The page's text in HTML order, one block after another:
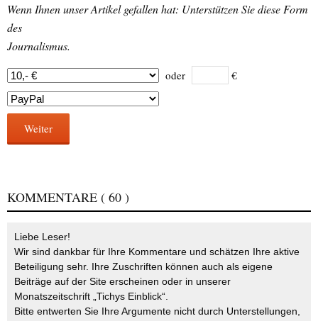
Wenn Ihnen unser Artikel gefallen hat: Unterstützen Sie diese Form
des
Journalismus.
oder €
Weiter
KOMMENTARE ( 60 )
Liebe Leser!
Wir sind dankbar für Ihre Kommentare und schätzen Ihre aktive
Beteiligung sehr. Ihre Zuschriften können auch als eigene
Beiträge auf der Site erscheinen oder in unserer
Monatszeitschrift „Tichys Einblick“.
Bitte entwerten Sie Ihre Argumente nicht durch Unterstellungen,